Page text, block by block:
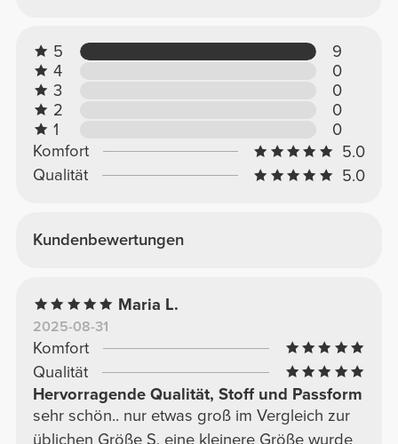
5
9
4
0
3
0
2
0
1
0
Komfort
5.0
Qualität
5.0
Kundenbewertungen
Maria L.
2025-08-31
Komfort
Qualität
Hervorragende Qualität, Stoff und Passform
sehr schön.. nur etwas groß im Vergleich zur
üblichen Größe S, eine kleinere Größe wurde